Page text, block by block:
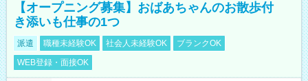
【オープニング募集】おばあちゃんのお散歩付
き添いも仕事の1つ
派遣 職種未経験OK 社会人未経験OK
ブランクOK
WEB登録・面接OK